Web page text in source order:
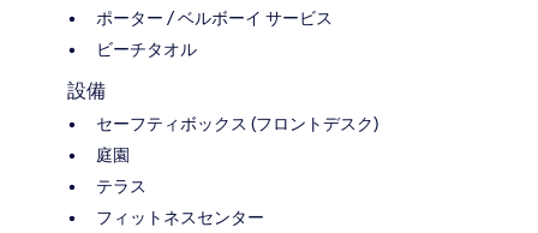
ポーター / ベルボーイ サービス
ビーチタオル
設備
セーフティボックス (フロントデスク)
庭園
テラス
フィットネスセンター